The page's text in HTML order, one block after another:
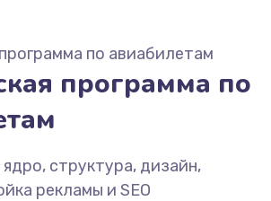
программа по
структура, дизайн,
рекламы и SEO